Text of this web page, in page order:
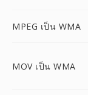
MPEG เป็น WMA
MOV เป็น WMA